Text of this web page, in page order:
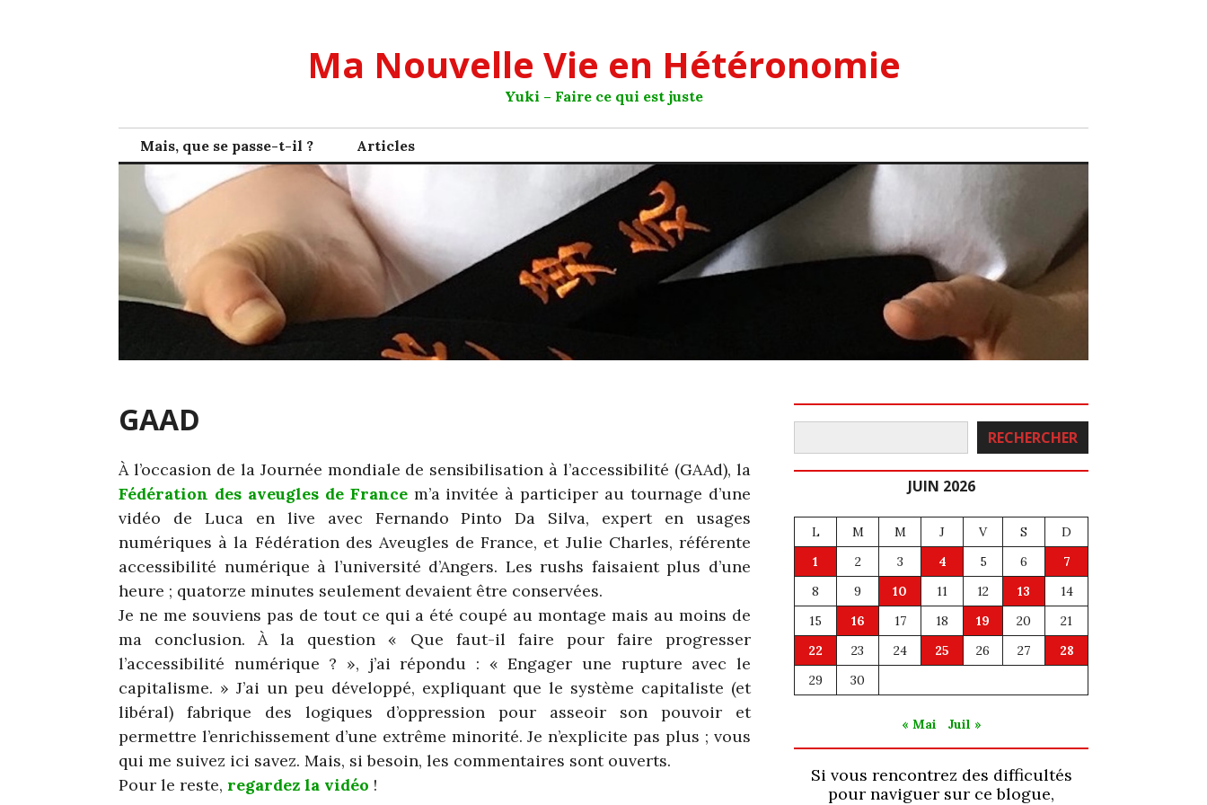
Ma Nouvelle Vie en Hétéronomie
Yuki – Faire ce qui est juste
Mais, que se passe-t-il ? Articles
GAAD
À l’occasion de la Journée mondiale de sensibilisation à l’accessibilité (GAAd), la
Fédération des aveugles de Francem’a invitée à participer au tournage d’une
vidéo de Luca en live avec Fernando Pinto Da Silva, expert en usages
numériques à la Fédération des Aveugles de France, et Julie Charles, référente
accessibilité numérique à l’université d’Angers. Les rushs faisaient plus d’une
heure ; quatorze minutes seulement devaient être conservées.
Je ne me souviens pas de tout ce qui a été coupé au montage mais au moins de
ma conclusion. À la question « Que faut-il faire pour faire progresser
l’accessibilité numérique ? », j’ai répondu : « Engager une rupture avec le
capitalisme. » J’ai un peu développé, expliquant que le système capitaliste (et
libéral) fabrique des logiques d’oppression pour asseoir son pouvoir et
permettre l’enrichissement d’une extrême minorité. Je n’explicite pas plus ; vous
qui me suivez ici savez. Mais, si besoin, les commentaires sont ouverts.
Pour le reste, regardez la vidéo !
Rechercher RECHERCHER
JUIN 2026
L M M J V S
D
1
2 3 4 5 6
7
8
9 10 11 12 13
14
15
16 17 18 19 20
21
22
23 24 25 26 27
28
29
30
« Mai Juil »
Si vous rencontrez des difficultés
pour naviguer sur ce blogue,